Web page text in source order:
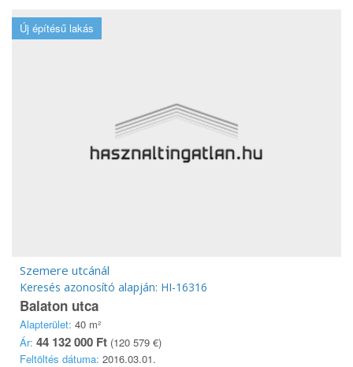
Új építésű lakás
Szemere utcánál
Keresés azonosító alapján: HI-16316
Balaton utca
Alapterület: 40 m²
Ár: 44 132 000 Ft (120 579 €)
Feltöltés dátuma: 2016.03.01.